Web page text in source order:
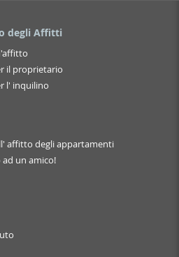
degli Affitti
il proprietario
l' inquilino
affitto degli appartamenti
un amico!